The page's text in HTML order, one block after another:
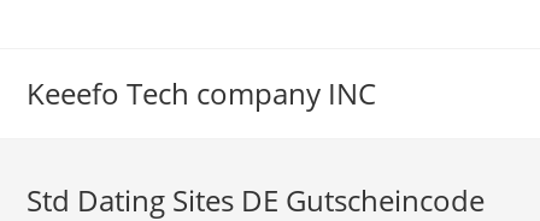
Keeefo Tech company INC
Std Dating Sites DE Gutscheincode